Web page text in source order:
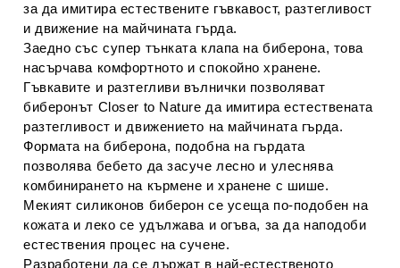
за да имитира естествените гъвкавост, разтегливост
и движение на майчината гърда.
Заедно със супер тънката клапа на биберона, това
насърчава комфортното и спокойно хранене.
Гъвкавите и разтегливи вълнички позволяват
биберонът Closer to Nature да имитира естествената
разтегливост и движението на майчината гърда.
Формата на биберона, подобна на гърдата
позволява бебето да засуче лесно и улеснява
комбинирането на кърмене и хранене с шише.
Мекият силиконов биберон се усеща по-подобен на
кожата и леко се удължава и огъва, за да наподоби
естествения процес на сучене.
Разработени да се държат в най-естественото